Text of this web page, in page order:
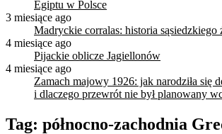
Egiptu w Polsce
3 miesiące ago
Madryckie corralas: historia sąsiedzkiego
4 miesiące ago
Pijackie oblicze Jagiellonów
4 miesiące ago
Zamach majowy 1926: jak narodziła się
i dlaczego przewrót nie był planowany
Tag: północno-zachodnia